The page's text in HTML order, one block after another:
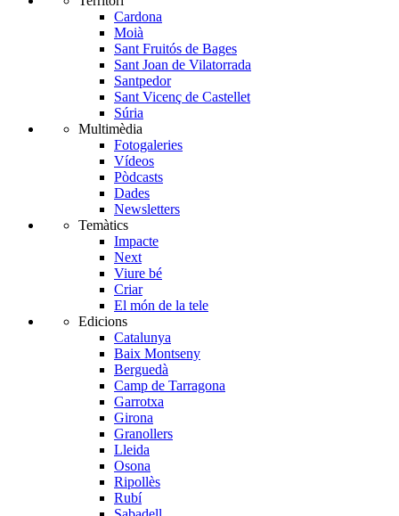
Cardona
Moià
Sant Fruitós de Bages
Sant Joan de Vilatorrada
Santpedor
Sant Vicenç de Castellet
Súria
Multimèdia
Fotogaleries
Vídeos
Pòdcasts
Dades
Newsletters
Temàtics
Impacte
Next
Viure bé
Criar
El món de la tele
Edicions
Catalunya
Baix Montseny
Berguedà
Camp de Tarragona
Garrotxa
Girona
Granollers
Lleida
Osona
Ripollès
Rubí